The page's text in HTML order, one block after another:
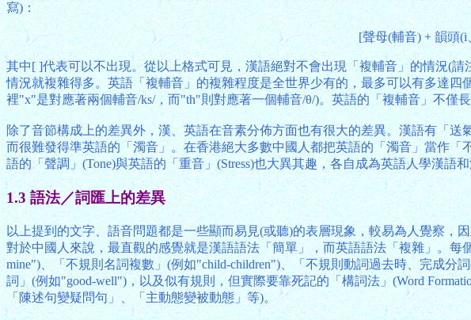
寫)：
[聲母(輔音) + 韻頭(i
其中[ ]代表可以不出現。從以上格式可見，漢語絕對不會出現「複輔音」的情況(
情況就複雜得多。英語「複輔音」的複雜程度是全世界少有的，最多可以有多達
裡"x"是對應著兩個輔音/ks/，而"th"則對應著一個輔音/θ/)。英語的「複輔音」不僅
除了音節構成上的差異外，漢、英語在音素分佈方面也有很大的差異。漢語有「
而很難發得準英語的「濁音」。在香港絕大多數中國人都把英語的「濁音」當作
語的「聲調」(Tone)與英語的「重音」(Stress)也大異其趣，各自成為英語人學漢語
1.3 語法／詞匯上的差異
以上提到的文字、語音問題都是一些顯而易見(或聽)的表層現象，較易為人覺察
對於中國人來說，最直觀的感覺就是漢語語法「簡單」，而英語語法「複雜」。
mine")、「不規則名詞複數」(例如"child-children")、「不規則動詞過去時、完成分
詞」(例如"good-well")，以及似有規則，但實際要靠死記的「構詞法」(Word
「陳述句變疑問句」、「主動態變被動態」等)。